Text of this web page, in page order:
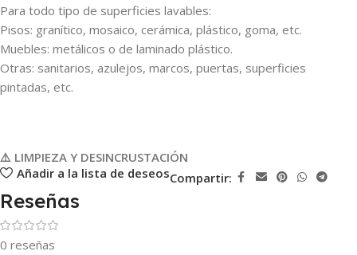
Para todo tipo de superficies lavables:
Pisos: granítico, mosaico, cerámica, plástico, goma, etc.
Muebles: metálicos o de laminado plástico.
Otras: sanitarios, azulejos, marcos, puertas, superficies
pintadas, etc.
⚠️ LIMPIEZA Y DESINCRUSTACIÓN
Añadir a la lista de deseosCompartir:
Reseñas
0 reseñas